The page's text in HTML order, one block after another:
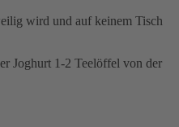
wird und auf keinem Tisch
Joghurt 1-2 Teelöffel von der